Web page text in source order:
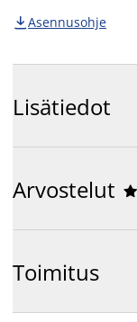
 Asennusohje
Lisätiedot
Arvostelut 

Toimitus